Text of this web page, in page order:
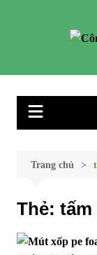
dung
Trang chủ
Thẻ: tấm